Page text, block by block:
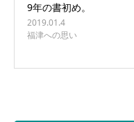
9年の書初め。
2019.01.4
福津への思い